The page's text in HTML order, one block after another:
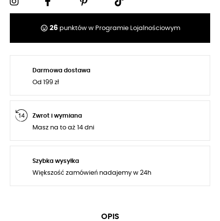
tag_faces 26punktów w Programie Lojalnościowym
Darmowa dostawa
Od 199 zł
Zwrot i wymiana
Masz na to aż 14 dni
Szybka wysyłka
Większość zamówień nadajemy w 24h
OPIS